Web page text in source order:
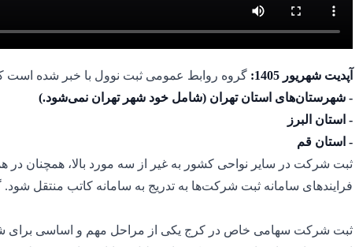
آپدیت شهریور 1405: گروه روابط عمومی ثبت نوول با خبر شده است که از شهریور ماه 1405، ثبت شرکت‌های سهامی خاص و با
- شهرستان‌های استان تهران (شامل خود شهر تهران نمی‌شود.)
- استان البرز
- استان قم
ثبت شرکت در سایر نواحی کشور به غیر از سه مورد بالا، همچنان در
فرایندهای سامانه ثبت شرکت‌ها به تدریج به سامانه کاتب منتقل
ثبت شرکت سهامی خاص در کرج یکی از مراحل مهم و اساسی برای